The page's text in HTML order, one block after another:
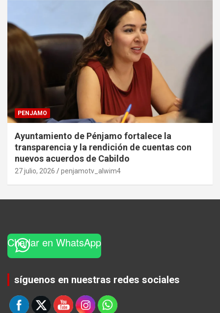
PENJAMO
Ayuntamiento de Pénjamo fortalece la
transparencia y la rendición de cuentas con
nuevos acuerdos de Cabildo
27 julio, 2026 penjamotv_alwim4
Charlar en WhatsApp
síguenos en nuestras redes sociales